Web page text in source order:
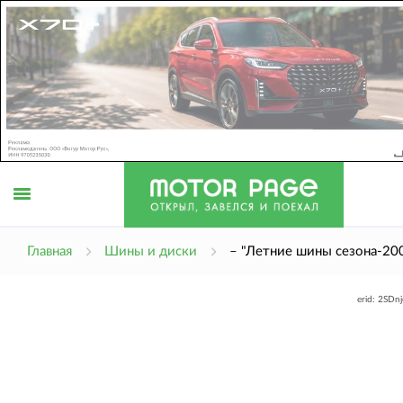
Главная Шины и диски – "Летние шины сезона-
erid: